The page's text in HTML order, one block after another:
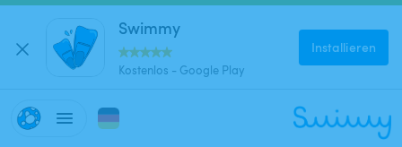
Swimmy
Kostenlos - Google Play
Installieren